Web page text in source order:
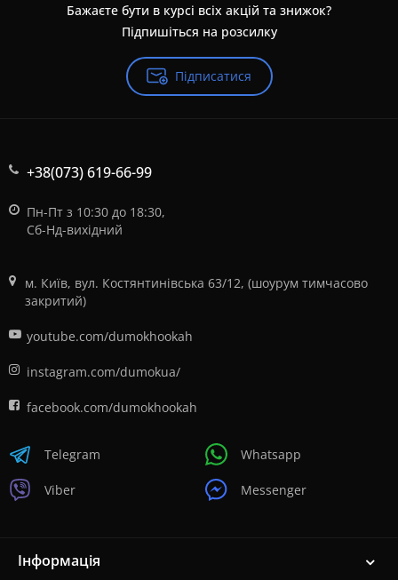
Бажаєте бути в курсі всіх акцій та знижок?
Підпишіться на розсилку
Підписатися
+38(073) 619-66-99
Пн-Пт з 10:30 до 18:30,
Сб-Нд-вихідний
м. Київ, вул. Костянтинівська 63/12, (шоурум тимчасово
закритий)
youtube.com/dumokhookah
instagram.com/dumokua/
facebook.com/dumokhookah
Telegram
Viber
Whatsapp
Messenger
Інформація